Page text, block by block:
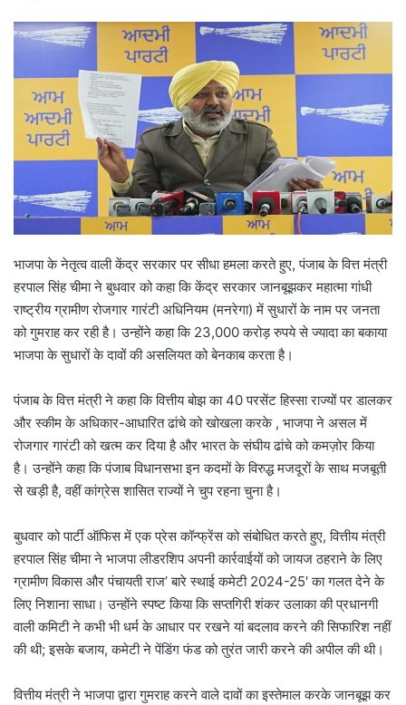
भाजपा के नेतृत्व वाली केंद्र सरकार पर सीधा हमला करते हुए, पंजाब के वित्त मंत्री
हरपाल सिंह चीमा ने बुधवार को कहा कि केंद्र सरकार जानबूझकर महात्मा गांधी
राष्ट्रीय ग्रामीण रोजगार गारंटी अधिनियम (मनरेगा) में सुधारों के नाम पर जनता
को गुमराह कर रही है। उन्होंने कहा कि 23,000 करोड़ रुपये से ज्यादा का बकाया
भाजपा के सुधारों के दावों की असलियत को बेनकाब करता है।
पंजाब के वित्त मंत्री ने कहा कि वित्तीय बोझ का 40 परसेंट हिस्सा राज्यों पर डालकर
और स्कीम के अधिकार-आधारित ढांचे को खोखला करके , भाजपा ने असल में
रोजगार गारंटी को खत्म कर दिया है और भारत के संघीय ढांचे को कमज़ोर किया
है। उन्होंने कहा कि पंजाब विधानसभा इन कदमों के विरुद्ध मजदूरों के साथ मजबूती
से खड़ी है, वहीं कांग्रेस शासित राज्यों ने चुप रहना चुना है।
बुधवार को पार्टी ऑफिस में एक प्रेस कॉन्फ्रेंस को संबोधित करते हुए, वित्तीय मंत्री
हरपाल सिंह चीमा ने भाजपा लीडरशिप अपनी कार्रवाईयों को जायज ठहराने के लिए
ग्रामीण विकास और पंचायती राज’ बारे स्थाई कमेटी 2024-25′ का गलत देने के
लिए निशाना साधा। उन्होंने स्पष्ट किया कि सप्तगिरी शंकर उलाका की प्रधानगी
वाली कमिटी ने कभी भी धर्म के आधार पर रखने यां बदलाव करने की सिफारिश नहीं
की थी; इसके बजाय, कमेटी ने पेंडिंग फंड को तुरंत जारी करने की अपील की थी।
वित्तीय मंत्री ने भाजपा द्वारा गुमराह करने वाले दावों का इस्तेमाल करके जानबूझ कर